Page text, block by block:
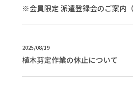
※会員限定 派遣登録会のご案内（
2025/08/19
植木剪定作業の休止について